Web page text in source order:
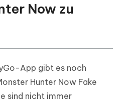
Now zu
App gibt es noch
Hunter Now Fake
sind nicht immer